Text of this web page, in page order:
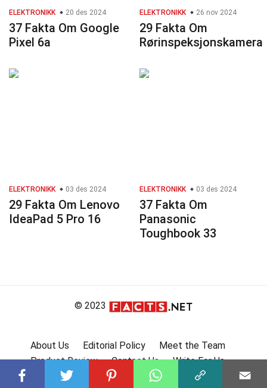
ELEKTRONIKK 20 des 2024
37 Fakta Om Google
Pixel 6a
ELEKTRONIKK 26 nov 2024
29 Fakta Om
Rørinspeksjonskamera
ELEKTRONIKK 03 des 2024
29 Fakta Om Lenovo
IdeaPad 5 Pro 16
ELEKTRONIKK 03 des 2024
37 Fakta Om
Panasonic
Toughbook 33
© 2023
About Us Editorial Policy
Meet the Team
Product Review
Contact Us
Write For Us
Affiliate Disclosure
DMCA Terms
Privacy Policy